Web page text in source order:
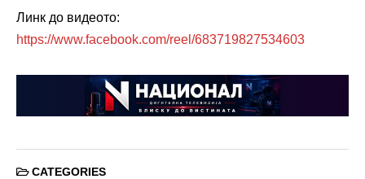
Линк до видеото:
https://www.facebook.com/reel/683719827534603
CATEGORIES